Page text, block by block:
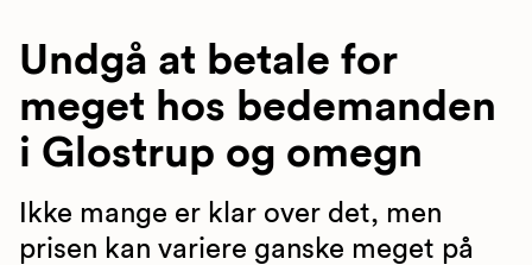
Undgå at betale for
meget hos bedemanden
i Glostrup og omegn
Ikke mange er klar over det, men
prisen kan variere ganske meget på